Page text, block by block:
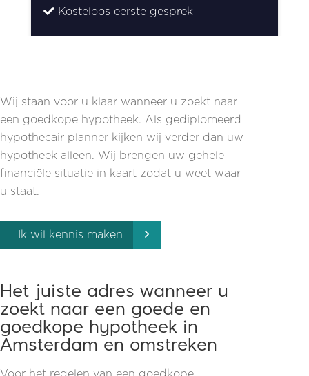
Kosteloos eerste gesprek
Wij staan voor u klaar wanneer u zoekt naar
een goedkope hypotheek. Als gediplomeerd
hypothecair planner kijken wij verder dan uw
hypotheek alleen. Wij brengen uw gehele
financiële situatie in kaart zodat u weet waar
u staat.
Ik wil kennis maken
Het juiste adres wanneer u
zoekt naar een goede en
goedkope hypotheek in
Amsterdam en omstreken